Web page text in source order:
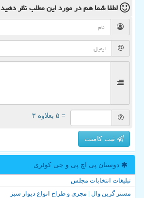
لطفا شما همدر مورد این مطلبنظر دهید
= ۵ بعلاوه ۳
ثبت کامنت
دوستان پی اچ پی و جی كوئری
تبلیغات انتخابات مجلس
مستر گرین وال | مجری و طراح انواع دیوار سبز